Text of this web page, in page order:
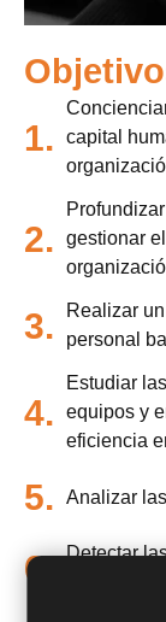
1.
capital
2.
gestionar
3.
Realizar
personal
4.
Estudiar
equipos y
eficiencia
5. Analizar
6. Detectar